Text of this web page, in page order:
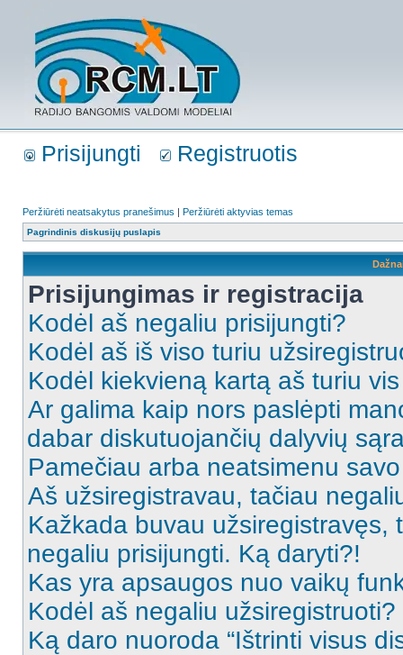
Prisijungti Registruotis
Peržiūrėti neatsakytus pranešimus | Peržiūrėti aktyvias temas
Pagrindinis diskusijų puslapis
Prisijungimas ir registracija
Kodėl aš negaliu prisijungti?
Kodėl aš iš viso turiu
Kodėl kiekvieną kartą aš turiu
Ar galima kaip nors paslėpti
dabar diskutuojančių dalyvių
Pamečiau arba neatsimenu
Aš užsiregistravau, tačiau
Kažkada buvau užsiregistravęs,
negaliu prisijungti. Ką daryti?!
Kas yra apsaugos nuo vaikų
Kodėl aš negaliu užsiregistruoti?
Ką daro nuoroda “Ištrinti visus